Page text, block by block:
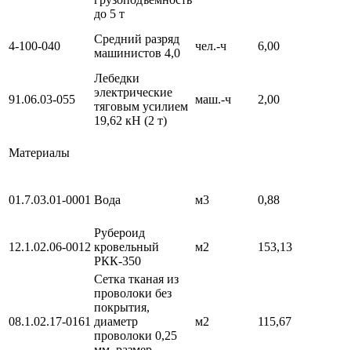
до 5 т
4-100-040
Средний разряд
машинистов 4,0
чел.-ч 6,00
91.06.03-055
Лебедки
электрические
тяговым усилием
19,62 кН (2 т)
маш.-ч 2,00
Материалы
01.7.03.01-0001 Вода м3 0,88
12.1.02.06-0012
Рубероид
кровельный
РКК-350
м2 153,13
08.1.02.17-0161
Сетка тканая из
проволоки без
покрытия,
диаметр
проволоки 0,25
м2 115,67